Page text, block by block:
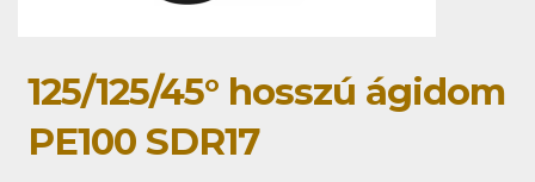
125/125/45° hosszú ágidom
PE100 SDR17